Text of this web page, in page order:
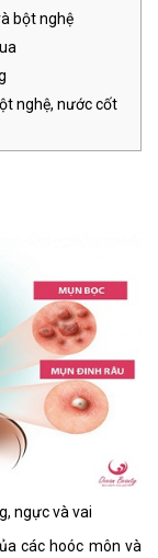
bột nghệ
nghệ, nước cốt
ngực và vai
các hoóc môn và